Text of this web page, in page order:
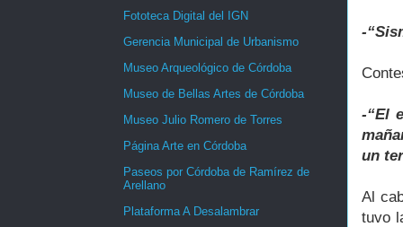
-
-“El
un
Al
tuvo
Fototeca Digital del IGN
Gerencia Municipal de Urbanismo
Museo Arqueológico de Córdoba
Museo de Bellas Artes de Córdoba
Museo Julio Romero de Torres
Página Arte en Córdoba
Paseos por Córdoba de Ramírez de
Arellano
Plataforma A Desalambrar